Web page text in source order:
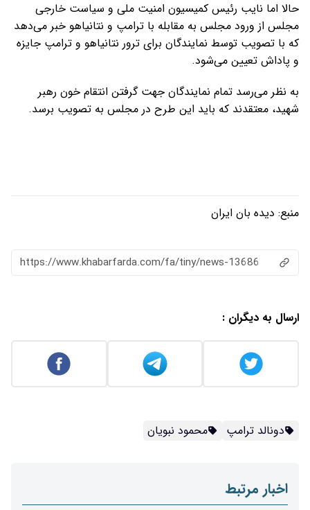
حالا اما نایب رئیس کمیسیون امنیت ملی و سیاست خارجی
مجلس از ورود مجلس به مقابله با ترامپ و نتانیاهو خبر می‌دهد
که با تصویب توسط نمایندگان برای ترور نتانیاهو و ترامپ جایزه
و پاداش تعیین می‌شود.
به نظر می‌رسد تمام نمایندگان جهت گرفتن انتقام خون رهبر
شهید، معتقدند که باید این طرح در مجلس به تصویب برسد.
منبع: دیده بان ایران
https://www.khabarfarda.com/fa/tiny/news-13686
ارسال به دیگران :
دونالد ترامپ محمود نبویان
اخبار مرتبط